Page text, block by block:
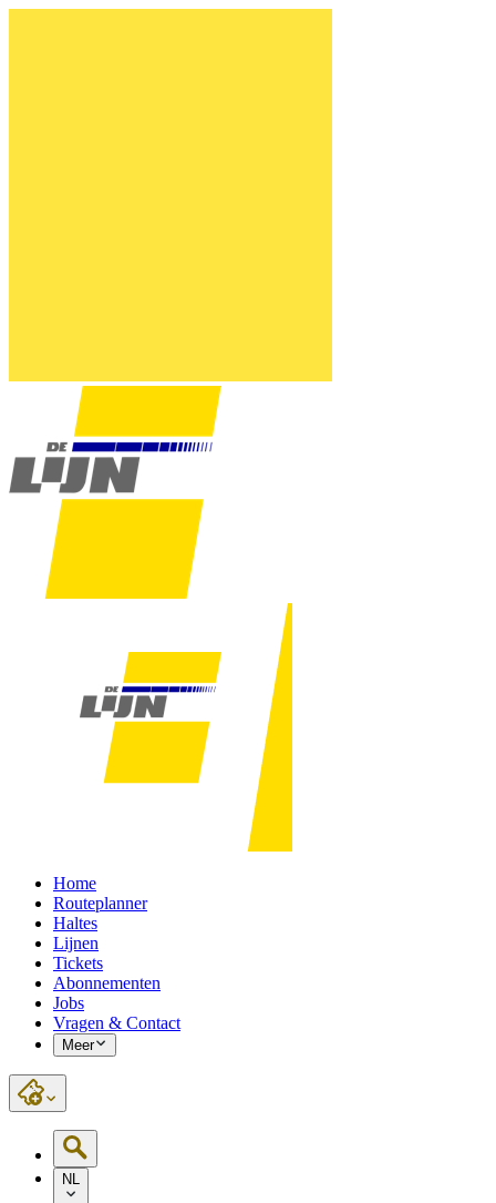
Home
Routeplanner
Haltes
Lijnen
Tickets
Abonnementen
Jobs
Vragen & Contact
Meer
NL